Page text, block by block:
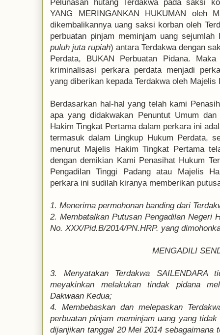
Pelunasan hutang Terdakwa pada saksi
YANG MERINGANKAN HUKUMAN oleh
dikembalikannya uang saksi korban oleh
perbuatan pinjam meminjam uang sejumlah
puluh juta rupiah) antara Terdakwa dengan
Perdata, BUKAN Perbuatan Pidana.
kriminalisasi perkara perdata menjadi
yang diberikan kepada Terdakwa oleh
Berdasarkan hal-hal yang telah kami
apa yang didakwakan Penuntut Umum
Hakim Tingkat Pertama dalam perkara ini
termasuk dalam Lingkup Hukum Perdata,
menurut Majelis Hakim Tingkat Pertama
dengan demikian Kami Penasihat Hukum
Pengadilan Tinggi Padang atau Majelis
perkara ini sudilah kiranya memberikan
1. Menerima permohonan banding dari
2. Membatalkan Putusan Pengadilan Negeri
No. XXX/Pid.B/2014/PN.HRP. yang
MENGADILI
3. Menyatakan Terdakwa
meyakinkan melakukan tindak pidana
Dakwaan Kedua;
4. Membebaskan dan melepaskan
perbuatan pinjam meminjam uang yang
dijanjikan tanggal 20 Mei 2014 sebagaimana